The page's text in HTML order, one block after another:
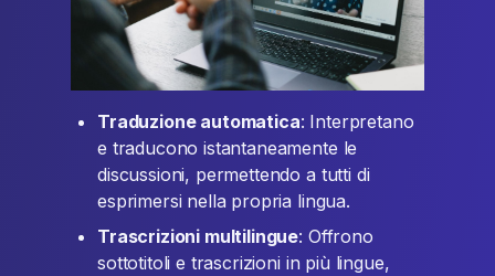
Traduzione automatica: Interpretano
e traducono istantaneamente le
discussioni, permettendo a tutti di
esprimersi nella propria lingua.
Trascrizioni multilingue: Offrono
sottotitoli e trascrizioni in più lingue,